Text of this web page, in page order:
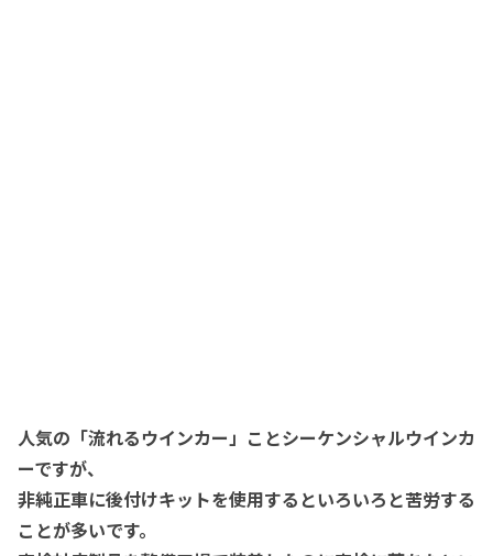
人気の「流れるウインカー」ことシーケンシャルウインカ
ーですが、
非純正車に後付けキットを使用するといろいろと苦労する
ことが多いです。